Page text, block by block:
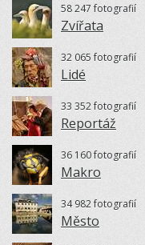
58 247 fotografií
Zvířata
32 065 fotografií
Lidé
33 352 fotografií
Reportáž
36 160 fotografií
Makro
34 982 fotografií
Město